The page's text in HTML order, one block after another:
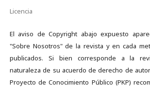
Licencia
El aviso de Copyright abajo expuesto
"Sobre Nosotros" de la revista y en cada
publicados. Si bien corresponde a la
naturaleza de su acuerdo de derecho de
Proyecto de Conocimiento Público (PKP)